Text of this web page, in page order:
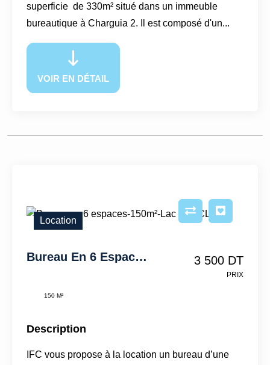
superficie de 330m² situé dans un immeuble
bureautique à Charguia 2. Il est composé d'un...
VOIR EN DÉTAIL
Location
Bureau En 6 Espaces-150m²-Lac 1–IFCL1362 3 500 DT
PRIX
150 M²
Description
IFC vous propose à la location un bureau d’une